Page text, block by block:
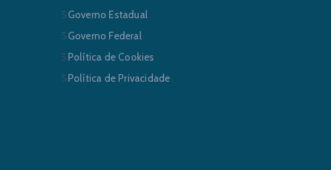
Governo Estadual
Governo Federal
Política de Cookies
Política de Privacidade